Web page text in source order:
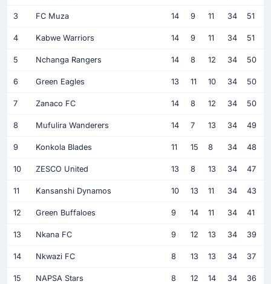
3 FC Muza 14 9 11 34 51
4 Kabwe Warriors 14 9 11 34 51
5 Nchanga Rangers 14 8 12 34 50
6 Green Eagles 13 11 10 34 50
7 Zanaco FC 14 8 12 34 50
8 Mufulira Wanderers 14 7 13 34 49
9 Konkola Blades 11 15 8 34 48
10 ZESCO United 13 8 13 34 47
11 Kansanshi Dynamos 10 13 11 34 43
12 Green Buffaloes 9 14 11 34 41
13 Nkana FC 9 12 13 34 39
14 Nkwazi FC 8 13 13 34 37
15 NAPSA Stars 8 12 14 34 36